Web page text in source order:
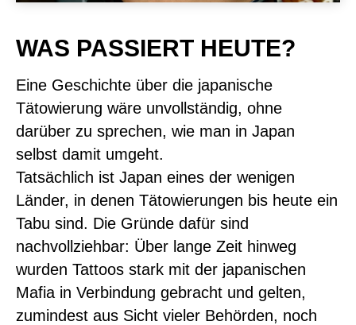
WAS PASSIERT HEUTE?
Eine Geschichte über die japanische
Tätowierung wäre unvollständig, ohne
darüber zu sprechen, wie man in Japan
selbst damit umgeht.
Tatsächlich ist Japan eines der wenigen
Länder, in denen Tätowierungen bis heute ein
Tabu sind. Die Gründe dafür sind
nachvollziehbar: Über lange Zeit hinweg
wurden Tattoos stark mit der japanischen
Mafia in Verbindung gebracht und gelten,
zumindest aus Sicht vieler Behörden, noch